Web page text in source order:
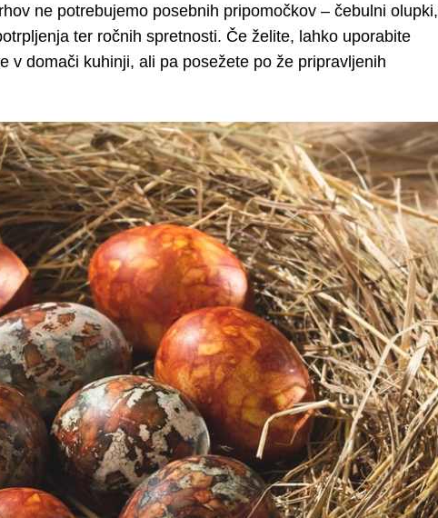
ne potrebujemo posebnih pripomočkov – čebulni olupki,
ter ročnih spretnosti. Če želite, lahko uporabite
v domači kuhinji, ali pa posežete po že pripravljenih